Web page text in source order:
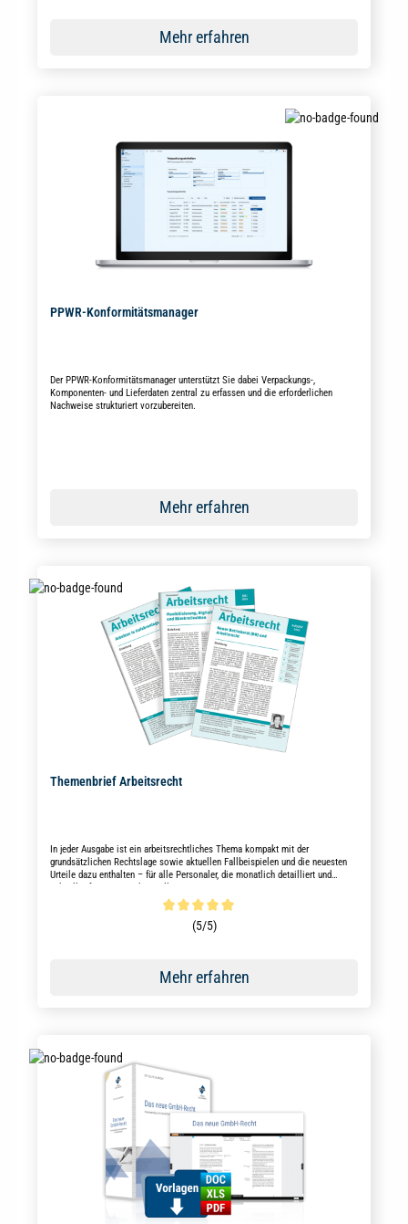
Mehr erfahren
PPWR-Konformitätsmanager
Der PPWR-Konformitätsmanager unterstützt Sie dabei Verpackungs-,
Komponenten- und Lieferdaten zentral zu erfassen und die erforderlichen
Nachweise strukturiert vorzubereiten.
Mehr erfahren
Themenbrief Arbeitsrecht
In jeder Ausgabe ist ein arbeitsrechtliches Thema kompakt mit der
grundsätzlichen Rechtslage sowie aktuellen Fallbeispielen und die neuesten
Urteile dazu enthalten – für alle Personaler, die monatlich detailliert und
Durchschnittliche Bewertung von 5 von 5 Sternen
(5/5)
Mehr erfahren